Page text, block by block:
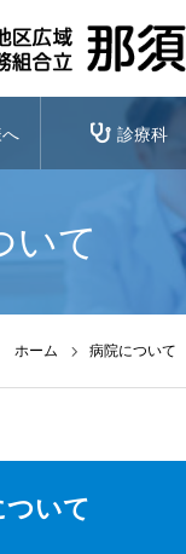
診療科
いて
ホーム 病院について
ついて